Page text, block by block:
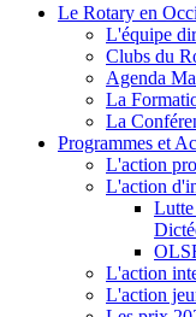
Le Rotary en
L'équipe
Clubs du
Agenda
La
La
Programmes et
L'action
L'action
L'action
L'action